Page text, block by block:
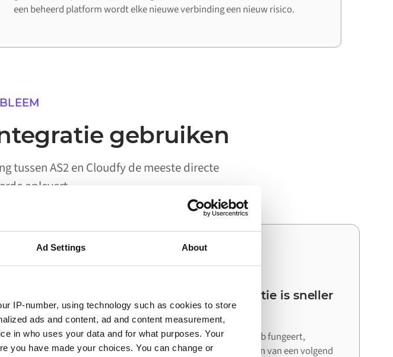
Ad Settings About
IP-number, using technology such as cookies to store
ads and content, ad and content measurement,
in who uses your data and for what purposes. Your
you have made your choices. You can change or
een beheerd platform wordt elke nieuwe verbinding een nieuw risico.
gebruiken
tussen AS2 en Cloudfy de meeste directe
oplevert.
handmatige
een persoon nodig
03
Je volgende integratie is sneller
dan de eerste
Omdat Alumio als centrale hub fungeert,
hergebruik je bij het aansluiten van een volgend